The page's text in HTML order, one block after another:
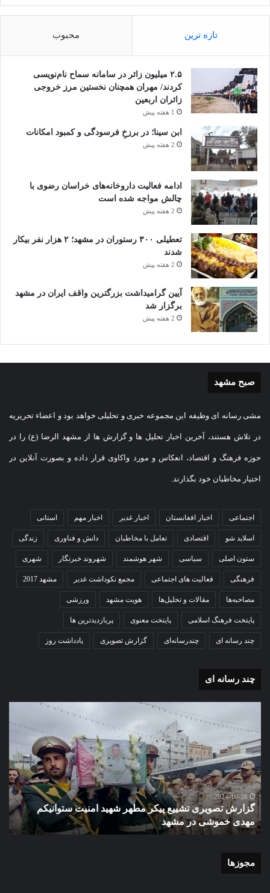
تازه ترین محبوب
۲.۵ میلیون زائر در سامانه سماح نام‌نویسی
کردند/ مهران همچنان نخستین مرز خروجی
زائران اربعین
1 هفته پیش
ابن سینا؛ در برزخِ فرسودگی و کمبود امکانات
2 هفته پیش
ادامه فعالیت داروخانه‌های خراسان رضوی با
چالش مواجه شده است
2 هفته پیش
تعطیلی ۳۰۰ رستوران در مشهد؛ ۲ هزار نفر بیکار
شدند
2 هفته پیش
آیین گرامیداشت بزرگترین واقف ایران در مشهد
برگزار شد
2 هفته پیش
صبح مشهد
مشی رسانه ای وظیفه این مجموعه خبری و تحلیلی خواهد بود و اعضاء تحریریه
در تلاش هستند، آخرین اخبار تحلیل ها و گزارش ها از مشهد الرضا (ع) را در
حوزه فرهنگ و اقتصاد، انعکاس و مورد واکاوی قرار داده و بصورت آنلاین در
اختیار مخاطبان خود بگذارند.
اجتماعی اخبار افغانستان اخبار غدیر اخبار مهم استانی
اسلاید شو اقتصادی تعامل با مخاطبان دانش و فناوری زندگی
ستون اصلی سیاسی شهر هوشمند شهروند خبرنگار شهری
فرهنگی فعالیت های اجتماعی مجمع نکوداشت غدیر مشهد 2017
مصاحبه‌ها مقالات و تحلیل‌ها هویت مشهد ورزشی
پایتخت فرهنگ اسلامی پایتخت معنوی پربازدیدترین ها
چند رسانه ای چندرسانه‌ای گزارش تصویری یادداشت روز
چند رسانه ای
تشییع
پیکر
مطهر
شهید
امنیت
ستوانیکم
مهدی
خموشی
در
2024-10-28
گزارش تصویری تشییع پیکر مطهر شهید امنیت ستوانیکم
مهدی خموشی در مشهد
با
مجوزها